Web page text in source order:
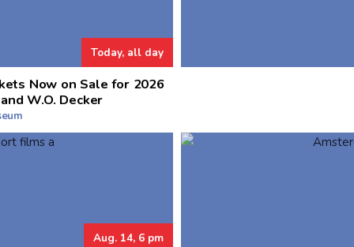
Today, all day
Now on Sale for 2026
W.O. Decker
Aug. 14, 6 pm